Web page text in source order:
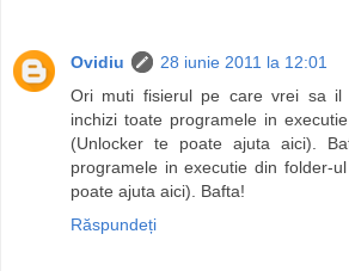
Ovidiu
28 iunie 2011 la 12:01
Ori muti fisierul pe care vrei sa
inchizi toate programele in
(Unlocker te poate ajuta aici).
programele in executie din folder-
poate ajuta aici). Bafta!
Răspundeți